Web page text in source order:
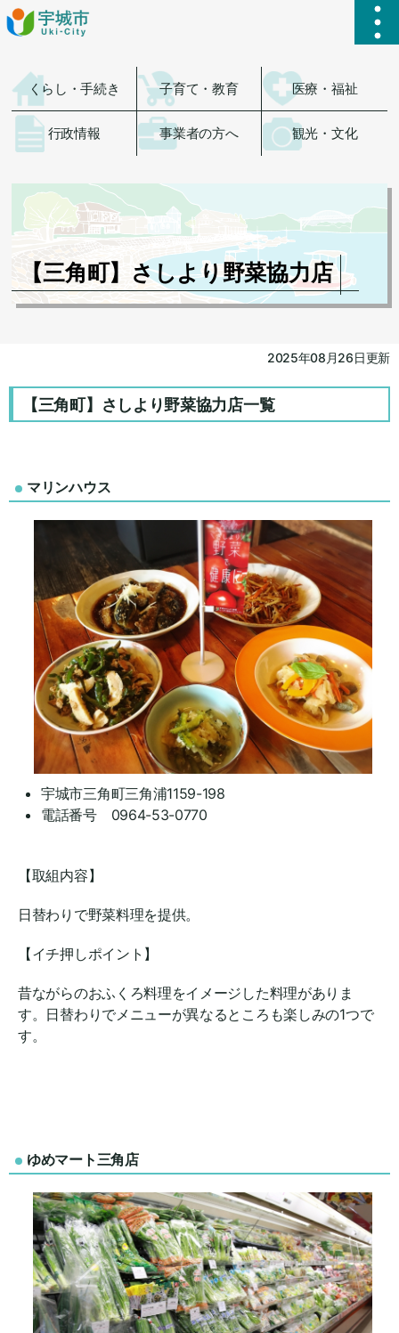
ハ
くらし・手続き 子育て・教育 医療・福祉
行政情報 事業者の方へ 観光・文化
【三角町】さしより野菜協力店
2025年08月26日更新
【三角町】さしより野菜協力店一覧
マリンハウス
宇城市三角町三角浦1159-198
電話番号 0964-53-0770
【取組内容】
日替わりで野菜料理を提供。
【イチ押しポイント】
昔ながらのおふくろ料理をイメージした料理がありま
す。日替わりでメニューが異なるところも楽しみの1つで
す。
ゆめマート三角店